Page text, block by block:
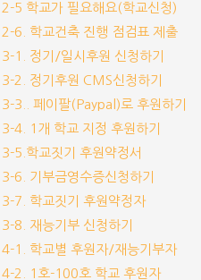
2-5 학교가 필요해요(학교신청)
2-6. 학교건축 진행 점검표 제출
3-1. 정기/일시후원 신청하기
3-2. 정기후원 CMS신청하기
3-3.. 페이팔(Paypal)로 후원하기
3-4. 1개 학교 지정 후원하기
3-5.학교짓기 후원약정서
3-6. 기부금영수증신청하기
3-7. 학교짓기 후원약정자
3-8. 재능기부 신청하기
4-1. 학교별 후원자/재능기부자
4-2. 1호-100호 학교 후원자